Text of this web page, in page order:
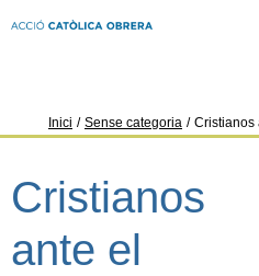
Inici / Sense categoria / Cristianos
Cristianos
ante el